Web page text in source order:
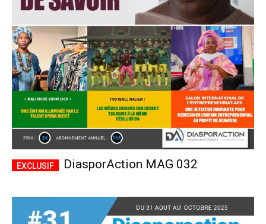
DiasporAction MAG 032